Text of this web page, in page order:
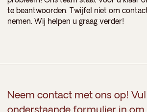
te beantwoorden. Twijfel niet om
nemen. Wij helpen u graag verder!
Neem contact met ons op!